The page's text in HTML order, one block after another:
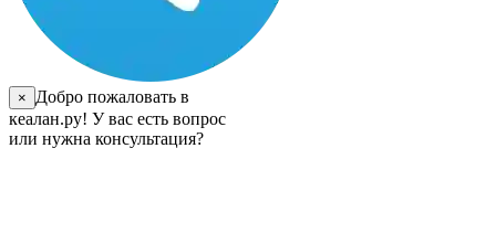
×
Добро пожаловать в
кеалан.ру! У вас есть вопрос
или нужна консультация?